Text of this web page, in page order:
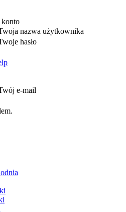
konto
nazwa użytkownika
hasło
e-mail